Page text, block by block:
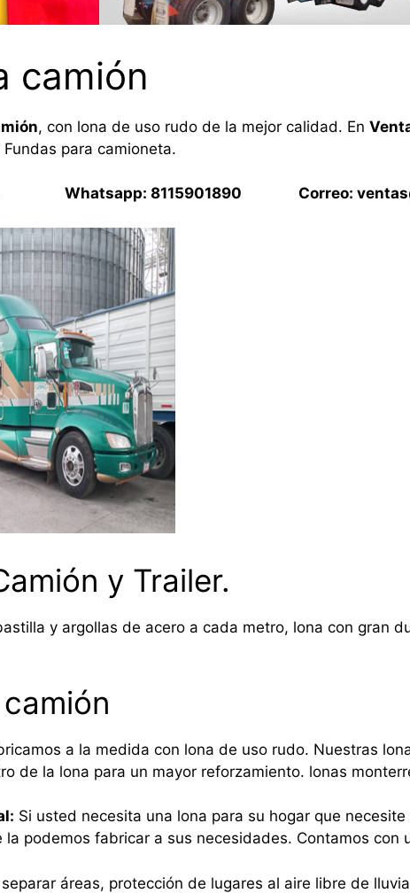
camión
, con lona de uso rudo de la mejor calidad. En
para camioneta.
Whatsapp: 8115901890 Correo:
y Trailer.
y argollas de acero a cada metro, lona con gran
a la medida con lona de uso rudo. Nuestras
de la lona para un mayor reforzamiento. lonas
Si usted necesita una lona para su hogar que
la podemos fabricar a sus necesidades. Contamos con
separar áreas, protección de lugares al aire libre de